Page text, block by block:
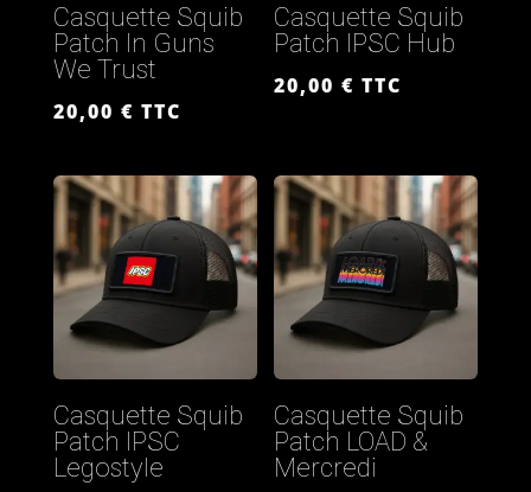
Casquette Squib
Patch In Guns
We Trust
20,00 € TTC
Casquette Squib
Patch IPSC Hub
20,00€ TTC
Casquette Squib
Patch IPSC
Legostyle
Casquette Squib
Patch LOAD &
Mercredi